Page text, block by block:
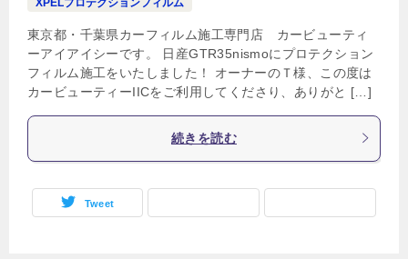
XPELプロテクションフィルム
東京都・千葉県カーフィルム施工専門店 カービューティ
ーアイアイシーです。 日産GTR35nismoにプロテクション
フィルム施工をいたしました！ オーナーのＴ様、この度は
カービューティーIICをご利用してくださり、ありがと […]
続きを読む
Tweet